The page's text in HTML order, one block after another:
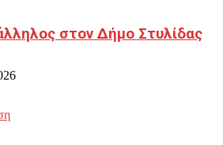
στον Δήμο Στυλίδας